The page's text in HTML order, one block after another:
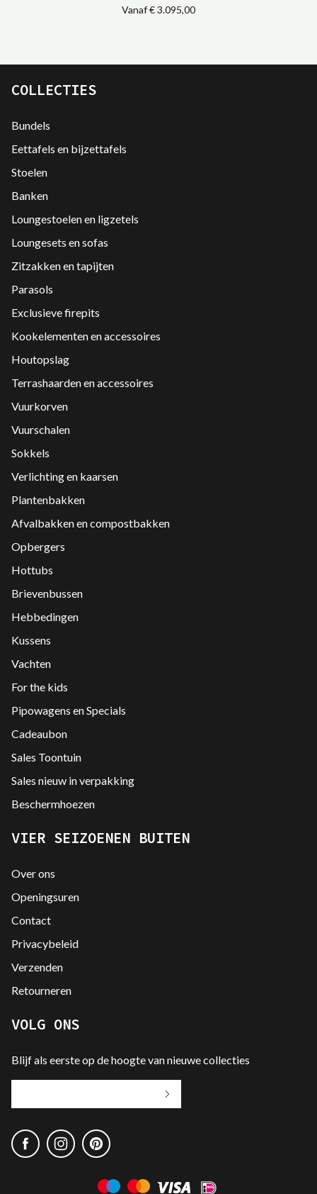
Vanaf€ 3.095,00
COLLECTIES
Bundels
Eettafels en bijzettafels
Stoelen
Banken
Loungestoelen en ligzetels
Loungesets en sofas
Zitzakken en tapijten
Parasols
Exclusieve firepits
Kookelementen en accessoires
Houtopslag
Terrashaarden en accessoires
Vuurkorven
Vuurschalen
Sokkels
Verlichting en kaarsen
Plantenbakken
Afvalbakken en compostbakken
Opbergers
Hottubs
Brievenbussen
Hebbedingen
Kussens
Vachten
For the kids
Pipowagens en Specials
Cadeaubon
Sales Toontuin
Sales nieuw in verpakking
Beschermhoezen
VIER SEIZOENEN BUITEN
Over ons
Openingsuren
Contact
Privacybeleid
Verzenden
Retourneren
VOLG ONS
Blijf als eerste op de hoogte van nieuwe collecties
e-